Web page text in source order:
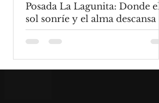
Posada La Lagunita: Donde el
sol sonríe y el alma descansa